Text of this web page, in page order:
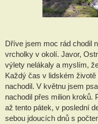
Dříve jsem moc rád chodil
vrcholky v okolí. Javor,
výlety nelákaly a myslím,
Každý čas v lidském
nachodil. V květnu jsem
nachodil přes milion kroků.
až tento pátek, v poslední
sebou jdoucích dnů s